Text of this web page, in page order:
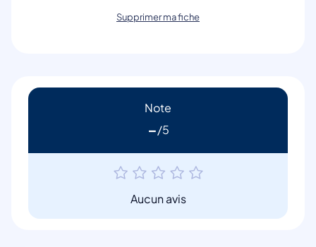
Supprimer ma fiche
Note
-
Aucun avis